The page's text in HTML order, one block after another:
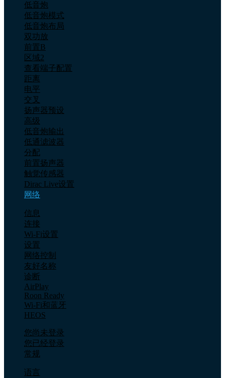
低音炮
低音炮模式
低音炮布局
双功放
前置B
区域2
查看端子配置
距离
电平
交叉
扬声器预设
高级
低音炮输出
低通滤波器
分配
前置扬声器
触觉传感器
Dirac Live设置
网络
信息
连接
Wi-Fi设置
设置
网络控制
友好名称
诊断
AirPlay
Roon Ready
Wi-Fi和蓝牙
HEOS
您尚未登录
您已经登录
常规
语言